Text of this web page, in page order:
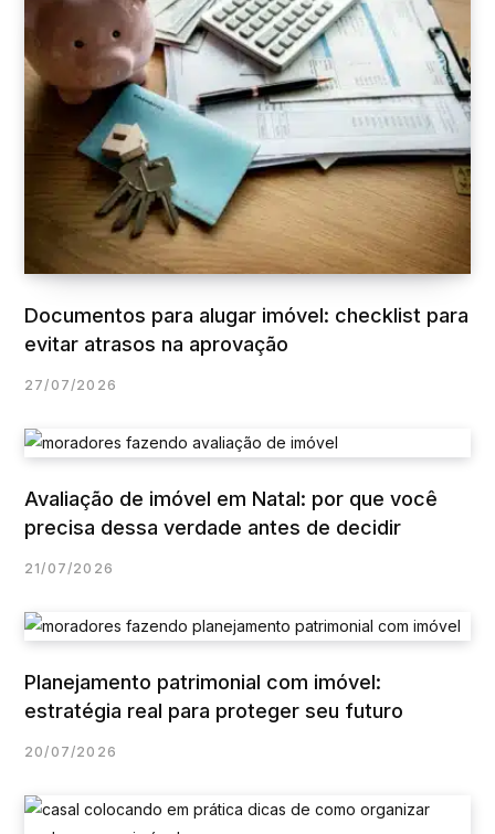
Documentos para alugar imóvel: checklist para
evitar atrasos na aprovação
27/07/2026
Avaliação de imóvel em Natal: por que você
precisa dessa verdade antes de decidir
21/07/2026
Planejamento patrimonial com imóvel:
estratégia real para proteger seu futuro
20/07/2026